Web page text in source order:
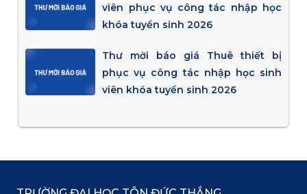
viên phục vụ công tác nhập học
khóa tuyển sinh 2026
Thư mời báo giá Thuê thiết bị
phục vụ công tác nhập học sinh
viên khóa tuyển sinh 2026